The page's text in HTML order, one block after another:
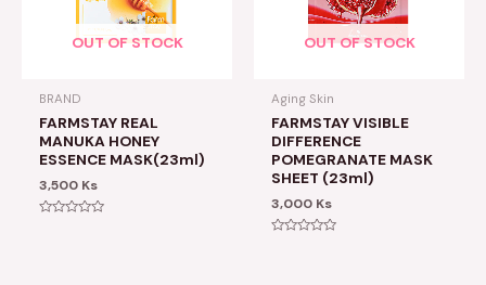
OUT OF STOCK
BRAND
FARMSTAY REAL
MANUKA HONEY
ESSENCE MASK(23ml)
3,500 Ks
OUT OF STOCK
Aging Skin
FARMSTAY VISIBLE
DIFFERENCE
POMEGRANATE MASK
SHEET (23ml)
3,000 Ks